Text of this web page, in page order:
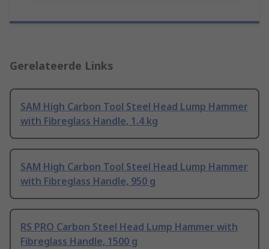
Gerelateerde Links
SAM High Carbon Tool Steel Head Lump Hammer
with Fibreglass Handle, 1.4 kg
SAM High Carbon Tool Steel Head Lump Hammer
with Fibreglass Handle, 950 g
RS PRO Carbon Steel Head Lump Hammer with
Fibreglass Handle, 1500 g